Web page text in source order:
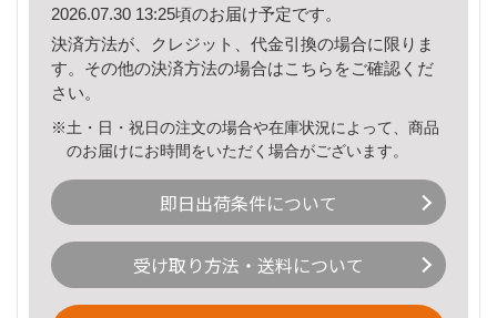
2026.07.30 13:25頃のお届け予定です。
決済方法が、クレジット、代金引換の場合に限りま
す。その他の決済方法の場合はこちら をご確認くだ
さい。
※土・日・祝日の注文の場合や在庫状況によって、商品
のお届けにお時間をいただく場合がございます。
即日出荷条件について
受け取り方法・送料について